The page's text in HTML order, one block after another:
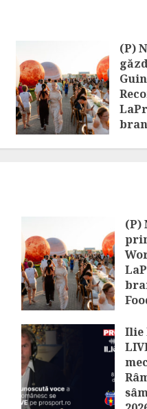
(P)
(P)
Ilie